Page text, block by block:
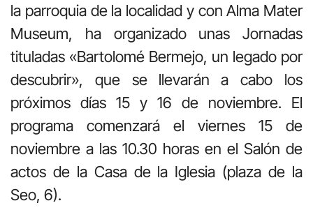
la parroquia de la localidad y con Alma Mater
Museum, ha organizado unas Jornadas
tituladas «Bartolomé Bermejo, un legado por
descubrir», que se llevarán a cabo los
próximos días 15 y 16 de noviembre. El
programa comenzará el viernes 15 de
noviembre a las 10.30 horas en el Salón de
actos de la Casa de la Iglesia (plaza de la
Seo, 6).